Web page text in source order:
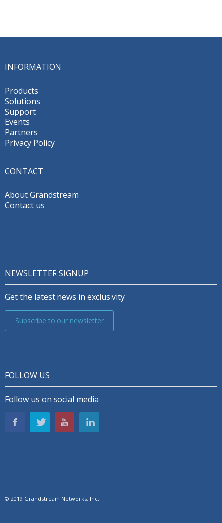
INFORMATION
Products
Solutions
Support
Events
Partners
Privacy Policy
CONTACT
About Grandstream
Contact us
NEWSLETTER SIGNUP
Get the latest news in exclusivity
Subscribe to our newsletter
FOLLOW US
Follow us on social media
© 2019 Grandstream Networks, Inc.